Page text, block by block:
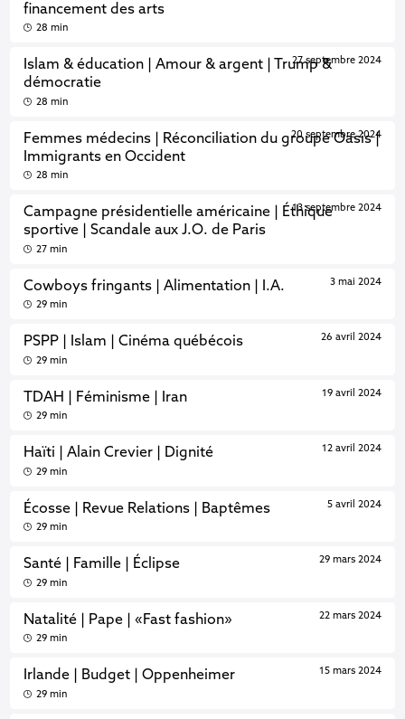
financement des arts
28 min
Islam & éducation | Amour & argent | Trump &
démocratie
27 septembre 2024
28 min
Femmes médecins | Réconciliation du groupe Oasis |
Immigrants en Occident
20 septembre 2024
28 min
Campagne présidentielle américaine | Éthique
sportive | Scandale aux J.O. de Paris
13 septembre 2024
27 min
Cowboys fringants | Alimentation | I.A. 3 mai 2024
29 min
PSPP | Islam | Cinéma québécois 26 avril 2024
29 min
TDAH | Féminisme | Iran 19 avril 2024
29 min
Haïti | Alain Crevier | Dignité 12 avril 2024
29 min
Écosse | Revue Relations | Baptêmes 5 avril 2024
29 min
Santé | Famille | Éclipse 29 mars 2024
29 min
Natalité | Pape | «Fast fashion» 22 mars 2024
29 min
Irlande | Budget | Oppenheimer 15 mars 2024
29 min